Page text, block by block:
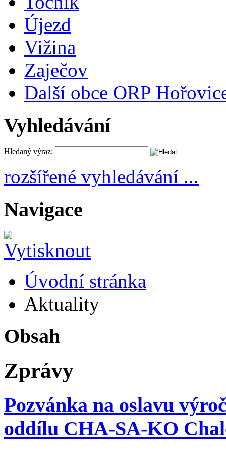
Újezd
Vižina
Zaječov
Další obce ORP
Vyhledávání
Hledaný výraz:
rozšířené vyhledávání ...
Navigace
Úvodní stránka
Aktuality
Obsah
Zprávy
Pozvánka na oslavu
oddílu CHA-SA-KO